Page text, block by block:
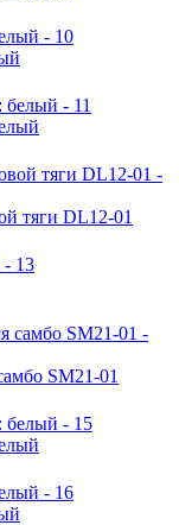
тяги DL12-01
SM21-01